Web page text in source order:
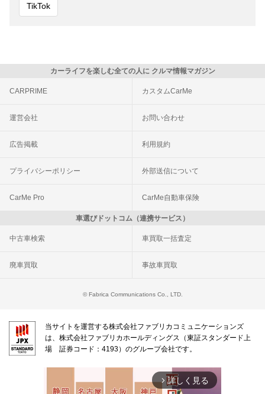
TikTok
カーライフを楽しむ全ての人に クルマ情報マガジン
CARPRIME カスタムCarMe
運営会社 お問い合わせ
広告掲載 利用規約
プライバシーポリシー 外部送信について
CarMe Pro CarMe自動車保険
車選びドットコム（連携サービス）
中古車検索 車買取一括査定
廃車買取 事故車買取
© Fabrica Communications Co., LTD.
当サイトを運営する株式会社ファブリカコミュニケーションズ
は、株式会社ファブリカホールディングス（東証スタンダード上
場 証券コード：4193）のグループ会社です。
arrow_forward_ios 詳しく見る